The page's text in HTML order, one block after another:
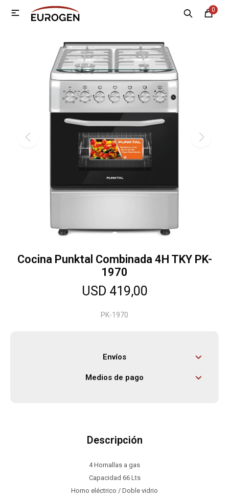
0

Cocina Punktal Combinada 4H TKY PK-
1970
USD 419,00
PK-1970
Envíos
Medios de pago
Descripción
4 Hornallas a gas
Capacidad 66 Lts
Horno eléctrico / Doble vidrio
MI CUENTA
Nosotros Contacto Sucursales
Electrodomésticos
Bicicletas
Herramientas